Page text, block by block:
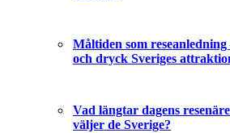
Måltiden som
och dryck Sveriges
Vad längtar dagens
väljer de Sverige?